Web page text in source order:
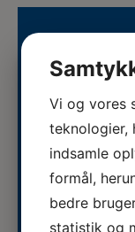
05.08.2026
ERFA
d.8.+9.+10.
herunder.
ERFA 2026...
Vi og vores
teknologier,
indsamle
formål,
bedre
statistik og